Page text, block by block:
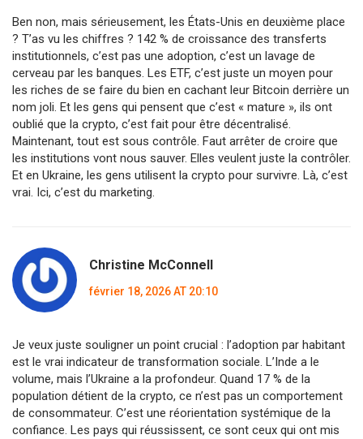
Ben non, mais sérieusement, les États-Unis en deuxième place
? T’as vu les chiffres ? 142 % de croissance des transferts
institutionnels, c’est pas une adoption, c’est un lavage de
cerveau par les banques. Les ETF, c’est juste un moyen pour
les riches de se faire du bien en cachant leur Bitcoin derrière un
nom joli. Et les gens qui pensent que c’est « mature », ils ont
oublié que la crypto, c’est fait pour être décentralisé.
Maintenant, tout est sous contrôle. Faut arrêter de croire que
les institutions vont nous sauver. Elles veulent juste la contrôler.
Et en Ukraine, les gens utilisent la crypto pour survivre. Là, c’est
vrai. Ici, c’est du marketing.
Christine McConnell
février 18, 2026 AT 20:10
Je veux juste souligner un point crucial : l’adoption par habitant
est le vrai indicateur de transformation sociale. L’Inde a le
volume, mais l’Ukraine a la profondeur. Quand 17 % de la
population détient de la crypto, ce n’est pas un comportement
de consommateur. C’est une réorientation systémique de la
confiance. Les pays qui réussissent, ce sont ceux qui ont mis